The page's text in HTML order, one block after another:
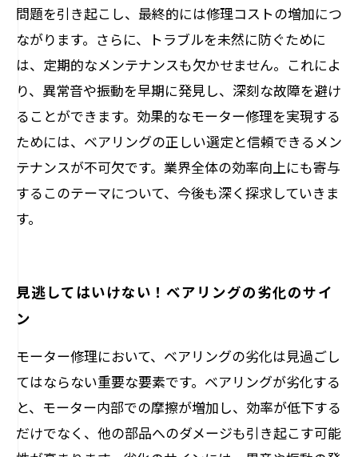
問題を引き起こし、最終的には修理コストの増加につ
ながります。さらに、トラブルを未然に防ぐために
は、定期的なメンテナンスも欠かせません。これによ
り、異常音や振動を早期に発見し、深刻な故障を避け
ることができます。効果的なモーター修理を実現する
ためには、ベアリングの正しい選定と信頼できるメン
テナンスが不可欠です。業界全体の効率向上にも寄与
するこのテーマについて、今後も深く探求していきま
す。
見逃してはいけない！ベアリングの劣化のサイ
ン
モーター修理において、ベアリングの劣化は見過ごし
てはならない重要な要素です。ベアリングが劣化する
と、モーター内部での摩擦が増加し、効率が低下する
だけでなく、他の部品へのダメージも引き起こす可能